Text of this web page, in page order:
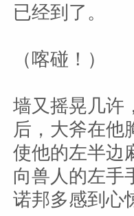
已经到了。
（喀碰！）
墙又摇晃几许
后，大斧在他
使他的左半边
向兽人的左手
诺邦多感到心